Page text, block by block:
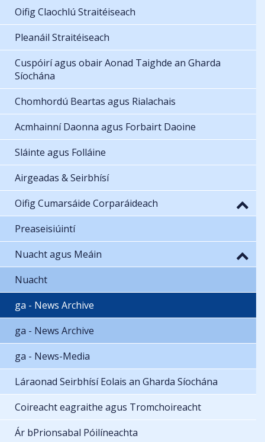
Oifig Claochlú Straitéiseach
Pleanáil Straitéiseach
Cuspóirí agus obair Aonad Taighde an Gharda
Síochána
Chomhordú Beartas agus Rialachais
Acmhainní Daonna agus Forbairt Daoine
Sláinte agus Folláine
Airgeadas & Seirbhísí
Oifig Cumarsáide Corparáideach
Preaseisiúintí
Nuacht agus Meáin
Nuacht
ga - News Archive
ga - News Archive
ga - News-Media
Láraonad Seirbhísí Eolais an Gharda Síochána
Coireacht eagraithe agus Tromchoireacht
Ár bPrionsabal Póilíneachta